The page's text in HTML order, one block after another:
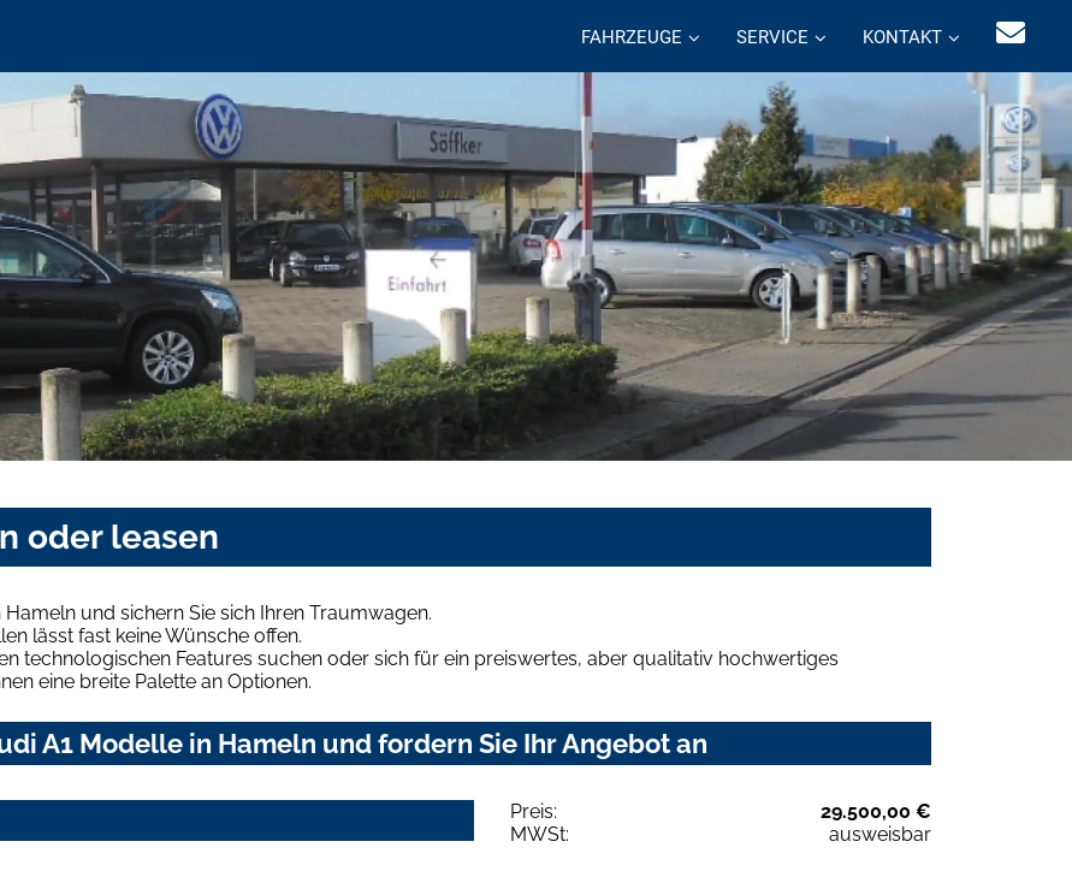
FAHRZEUGE SERVICE KONTAKT
oder leasen
und sichern Sie sich Ihren Traumwagen.
lässt fast keine Wünsche offen.
technologischen Features suchen oder sich für ein preiswertes, aber qualitativ hochwertiges
eine breite Palette an Optionen.
A1 Modelle in Hameln und fordern Sie Ihr Angebot an
Preis:
29.500,00 €
MWSt:
ausweisbar